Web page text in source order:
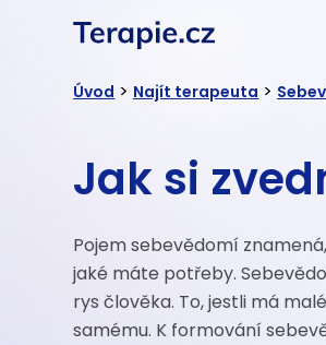
Úvod > Najít terapeuta >
Jak si
Pojem sebevědomí
jaké máte potřeby.
rys člověka. To, jestli má
samému. K formování